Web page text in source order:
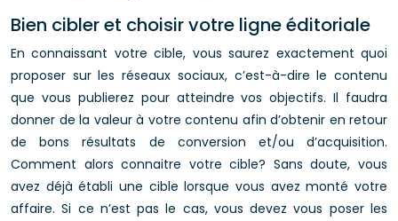
Bien cibler et choisir votre ligne éditoriale
En connaissant votre cible, vous saurez exactement quoi
proposer sur les réseaux sociaux, c’est-à-dire le contenu
que vous publierez pour atteindre vos objectifs. Il faudra
donner de la valeur à votre contenu afin d’obtenir en retour
de bons résultats de conversion et/ou d’acquisition.
Comment alors connaitre votre cible? Sans doute, vous
avez déjà établi une cible lorsque vous avez monté votre
affaire. Si ce n’est pas le cas, vous devez vous poser les